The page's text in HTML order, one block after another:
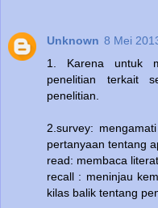
Unknown 8 Mei
1. Karena untuk
penelitian terkait
penelitian.
2.survey:
pertanyaan tentang
read: membaca
recall : meninjau
kilas balik tentang